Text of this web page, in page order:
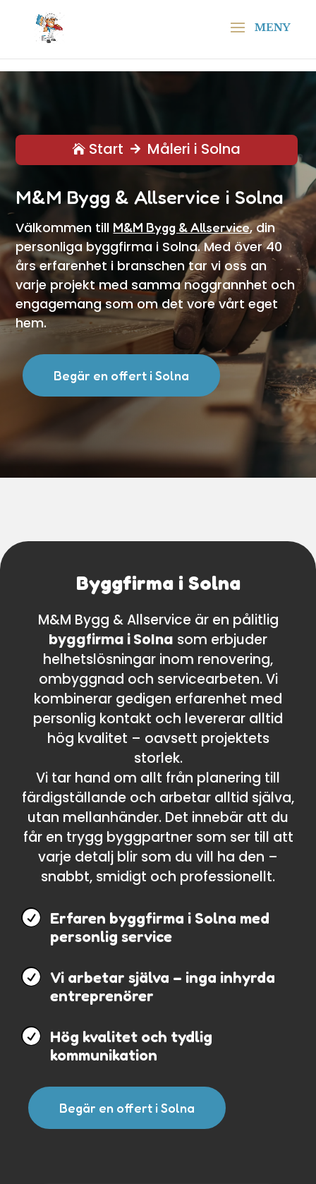
 Start  Måleri i Solna
M&M Bygg & Allservice i Solna
Välkommen till M&M Bygg & Allservice, din
personliga byggfirma i Solna. Med över 40
års erfarenhet i branschen tar vi oss an
varje projekt med samma noggrannhet och
engagemang som om det vore vårt eget
hem.
Begär en offert i Solna
Byggfirma i Solna
M&M Bygg & Allservice är en pålitlig
byggfirma i Solna som erbjuder
helhetslösningar inom renovering,
ombyggnad och servicearbeten. Vi
kombinerar gedigen erfarenhet med
personlig kontakt och levererar alltid
hög kvalitet – oavsett projektets
storlek.
Vi tar hand om allt från planering till
färdigställande och arbetar alltid själva,
utan mellanhänder. Det innebär att du
får en trygg byggpartner som ser till att
varje detalj blir som du vill ha den –
snabbt, smidigt och professionellt.
 Erfaren byggfirma i Solna med
personlig service
 Vi arbetar själva – inga inhyrda
entreprenörer
 Hög kvalitet och tydlig
kommunikation
Begär en offert i Solna